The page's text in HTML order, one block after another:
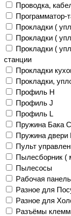
Проводка,
Программатор-
Прокладки (
Прокладки (
Прокладки (
станции
Прокладки
Прокладки,
Профиль H
Профиль J
Профиль L
Пружина Бака
Пружина
Пульт
Пылесборник (
Пылесосы
Рабочая
Разное для
Разное для
Разъёмы